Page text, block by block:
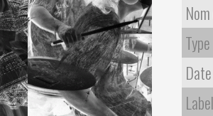
Type